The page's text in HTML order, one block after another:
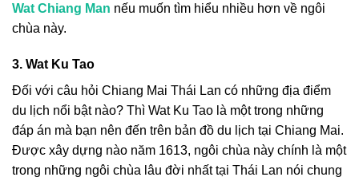
Wat Chiang Man nếu muốn tìm hiểu nhiều hơn về ngôi
chùa này.
3. Wat Ku Tao
Đối với câu hỏi Chiang Mai Thái Lan có những địa điểm
du lịch nổi bật nào? Thì Wat Ku Tao là một trong những
đáp án mà bạn nên đến trên bản đồ du lịch tại Chiang Mai.
Được xây dựng nào năm 1613, ngôi chùa này chính là một
trong những ngôi chùa lâu đời nhất tại Thái Lan nói chung